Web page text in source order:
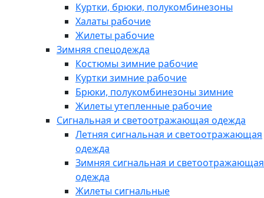
Куртки, брюки, полукомбинезоны
Халаты рабочие
Жилеты рабочие
Зимняя спецодежда
Костюмы зимние рабочие
Куртки зимние рабочие
Брюки, полукомбинезоны зимние
Жилеты утепленные рабочие
Сигнальная и светоотражающая одежда
Летняя сигнальная и светоотражающая
одежда
Зимняя сигнальная и светоотражающая
одежда
Жилеты сигнальные